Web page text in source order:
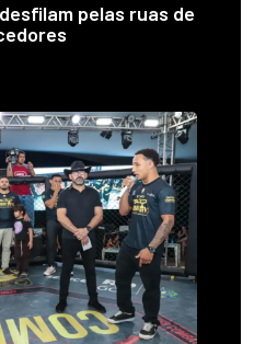
pelas ruas de